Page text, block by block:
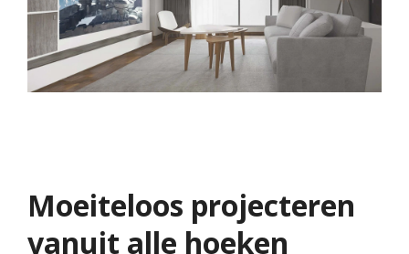
Moeiteloos projecteren
vanuit alle hoeken